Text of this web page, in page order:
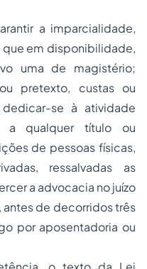
a imparcialidade,
que em disponibilidade,
uma de magistério;
pretexto, custas ou
se à atividade
a qualquer título ou
de pessoas físicas,
ressalvadas as
a advocacia no juízo
antes de decorridos três
por aposentadoria ou